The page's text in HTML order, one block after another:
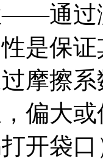
——通过
是保
摩擦系
偏大
开袋